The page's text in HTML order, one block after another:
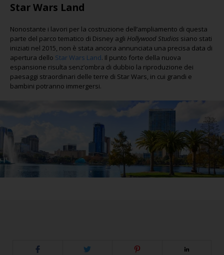
Star Wars Land
Nonostante i lavori per la costruzione dell’ampliamento di questa
parte del parco tematico di Disney agli Hollywood Studios siano stati
iniziati nel 2015, non è stata ancora annunciata una precisa data di
apertura dello Star Wars Land. Il punto forte della nuova
espansione risulta senz’ombra di dubbio la riproduzione dei
paesaggi straordinari delle terre di Star Wars, in cui grandi e
bambini potranno immergersi.